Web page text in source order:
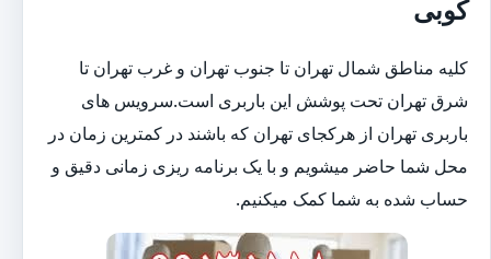
کوبی
کلیه مناطق شمال تهران تا جنوب تهران و غرب تهران تا
شرق تهران تحت پوشش این باربری است.سرویس های
باربری تهران از هرکجای تهران که باشند در کمترین زمان در
محل شما حاضر میشویم و با یک برنامه ریزی زمانی دقیق و
حساب شده به شما کمک میکنیم.